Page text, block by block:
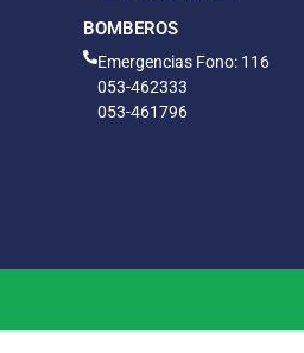
BOMBEROS
Emergencias Fono: 116
053-462333
053-461796